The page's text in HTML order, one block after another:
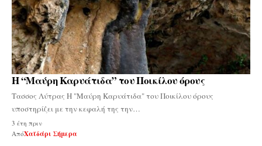
Η “Μαύρη Καρυάτιδα” του Ποικίλου όρους
Τασσος Λύτρας‎ Η "Μαύρη Καρυάτιδα" του Ποικίλου όρους
υποστηρίζει με την κεφαλή της την…
3 έτη πριν
ΑπόΧαϊδάρι Σήμερα